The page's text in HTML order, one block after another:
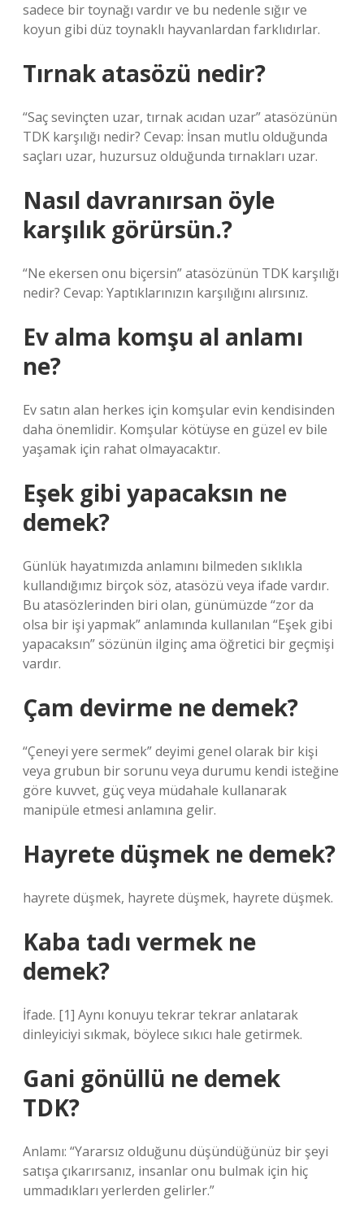
sadece bir toynağı vardır ve bu nedenle sığır ve
koyun gibi düz toynaklı hayvanlardan farklıdırlar.
Tırnak atasözü nedir?
“Saç sevinçten uzar, tırnak acıdan uzar” atasözünün
TDK karşılığı nedir? Cevap: İnsan mutlu olduğunda
saçları uzar, huzursuz olduğunda tırnakları uzar.
Nasıl davranırsan öyle
karşılık görürsün.?
“Ne ekersen onu biçersin” atasözünün TDK karşılığı
nedir? Cevap: Yaptıklarınızın karşılığını alırsınız.
Ev alma komşu al anlamı
ne?
Ev satın alan herkes için komşular evin kendisinden
daha önemlidir. Komşular kötüyse en güzel ev bile
yaşamak için rahat olmayacaktır.
Eşek gibi yapacaksın ne
demek?
Günlük hayatımızda anlamını bilmeden sıklıkla
kullandığımız birçok söz, atasözü veya ifade vardır.
Bu atasözlerinden biri olan, günümüzde “zor da
olsa bir işi yapmak” anlamında kullanılan “Eşek gibi
yapacaksın” sözünün ilginç ama öğretici bir geçmişi
vardır.
Çam devirme ne demek?
“Çeneyi yere sermek” deyimi genel olarak bir kişi
veya grubun bir sorunu veya durumu kendi isteğine
göre kuvvet, güç veya müdahale kullanarak
manipüle etmesi anlamına gelir.
Hayrete düşmek ne demek?
hayrete düşmek, hayrete düşmek, hayrete düşmek.
Kaba tadı vermek ne
demek?
İfade. [1] Aynı konuyu tekrar tekrar anlatarak
dinleyiciyi sıkmak, böylece sıkıcı hale getirmek.
Gani gönüllü ne demek
TDK?
Anlamı: “Yararsız olduğunu düşündüğünüz bir şeyi
satışa çıkarırsanız, insanlar onu bulmak için hiç
ummadıkları yerlerden gelirler.”